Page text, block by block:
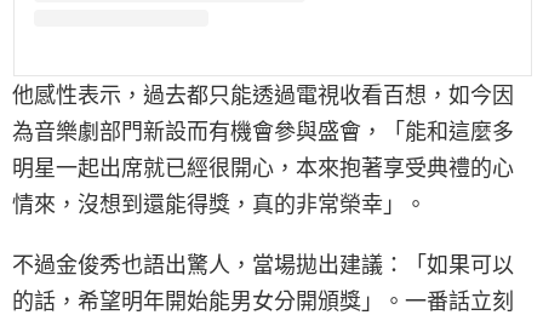
他感性表示，過去都只能透過電視收看百想，如今因
為音樂劇部門新設而有機會參與盛會，「能和這麼多
明星一起出席就已經很開心，本來抱著享受典禮的心
情來，沒想到還能得獎，真的非常榮幸」。
不過金俊秀也語出驚人，當場拋出建議：「如果可以
的話，希望明年開始能男女分開頒獎」。一番話立刻